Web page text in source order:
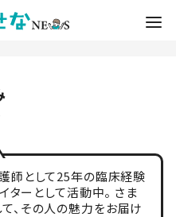
師として25年の臨床経験
ターとして活動中。 さま
、その人の魅力をお届け